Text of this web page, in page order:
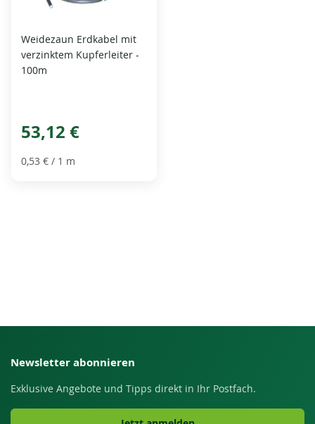
Weidezaun Erdkabel mit
verzinktem Kupferleiter -
100m
53,12 €
0,53 € / 1 m
Newsletter abonnieren
Exklusive Angebote und Tipps direkt in Ihr Postfach.